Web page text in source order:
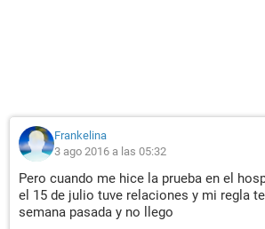
Frankelina
3 ago 2016 a las 05:32
Pero cuando me hice la prueba en el
el 15 de julio tuve relaciones y mi regla
semana pasada y no llego